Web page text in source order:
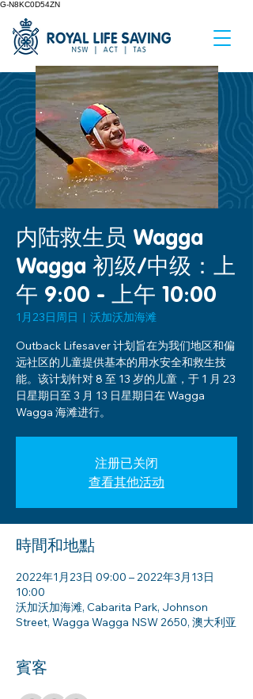
G-N8KC0D54ZN
内陆救生员 Wagga
Wagga 初级/中级：上
午 9:00 - 上午 10:00
1月23日周日
  |
沃加沃加海滩
Outback Lifesaver 计划旨在为我们地区和偏
远社区的儿童提供基本的用水安全和救生技
能。该计划针对 8 至 13 岁的儿童，于 1 月 23
日星期日至 3 月 13 日星期日在 Wagga
Wagga 海滩进行。
注册已关闭
查看其他活动
時間和地點
2022年1月23日 09:00 – 2022年3月13日
10:00
沃加沃加海滩, Cabarita Park, Johnson
Street, Wagga Wagga NSW 2650, 澳大利亚
賓客